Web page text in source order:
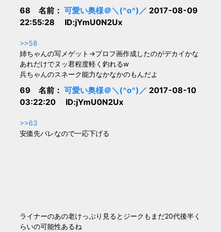
68 名前： 可愛い奥様＠＼(^o^)／ 2017-08-09
22:55:28 ID:jYmU0N2Ux
>>58
姉ちゃんの写メゲット→プロフ画作成したのがデカイかな
あれだけでヌッ君程度軽く釣れるw
兵ちゃんのスネーク能力なかなかのもんだよ
69 名前： 可愛い奥様＠＼(^o^)／ 2017-08-10
03:22:20 ID:jYmU0N2Ux
>>63
安価先バレなので一応下げる
ライナーのあの老けっぷり見るとジークもまだ20代後半く
らいの可能性あるね